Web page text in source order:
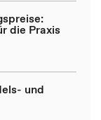
die Praxis
und